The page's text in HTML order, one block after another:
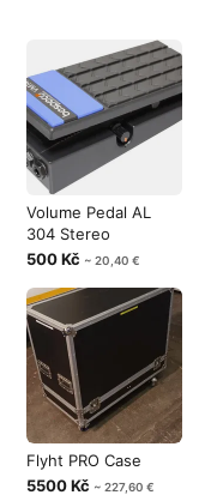
Volume Pedal AL
304 Stereo
500 Kč ~ 20,40 €
Flyht PRO Case
5500 Kč ~ 227,60 €